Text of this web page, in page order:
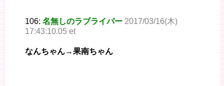
106: 名無しのラブライバー 2017/03/16(木)
17:43:10.05 et
なんちゃん→果南ちゃん